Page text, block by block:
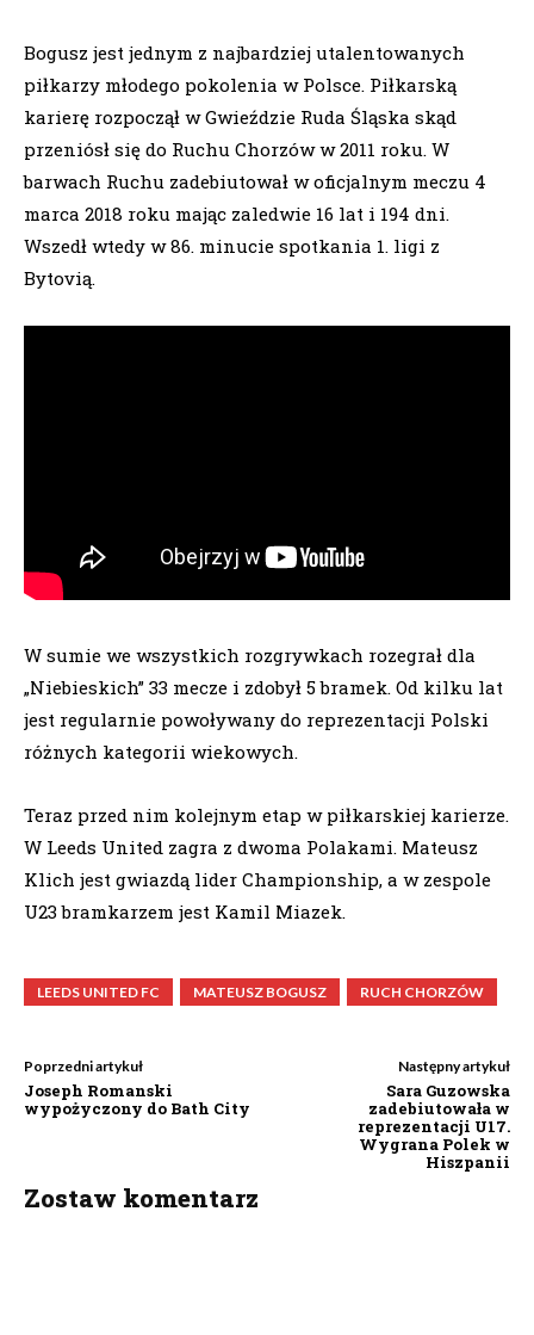
Bogusz jest jednym z najbardziej utalentowanych
piłkarzy młodego pokolenia w Polsce. Piłkarską
karierę rozpoczął w Gwieździe Ruda Śląska skąd
przeniósł się do Ruchu Chorzów w 2011 roku. W
barwach Ruchu zadebiutował w oficjalnym meczu 4
marca 2018 roku mając zaledwie 16 lat i 194 dni.
Wszedł wtedy w 86. minucie spotkania 1. ligi z
Bytovią.
W sumie we wszystkich rozgrywkach rozegrał dla
„Niebieskich” 33 mecze i zdobył 5 bramek. Od kilku lat
jest regularnie powoływany do reprezentacji Polski
różnych kategorii wiekowych.
Teraz przed nim kolejnym etap w piłkarskiej karierze.
W Leeds United zagra z dwoma Polakami. Mateusz
Klich jest gwiazdą lider Championship, a w zespole
U23 bramkarzem jest Kamil Miazek.
LEEDS UNITED FC MATEUSZ BOGUSZ RUCH CHORZÓW
Poprzedni artykuł
Joseph Romanski
wypożyczony do Bath City
Następny artykuł
Sara Guzowska
zadebiutowała w
reprezentacji U17.
Wygrana Polek w
Hiszpanii
Zostaw komentarz